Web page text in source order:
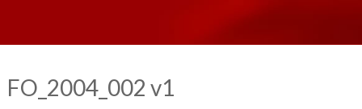
FO_2004_002 v1